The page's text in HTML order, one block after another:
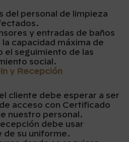
del personal de limpieza
y entradas de baños
capacidad máxima de
el seguimiento de las
social.
y Recepción
cliente debe esperar a ser
acceso con Certificado
nuestro personal.
debe usar
de su uniforme.